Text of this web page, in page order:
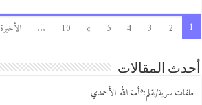
1
2
3
4
5
»
10
...
أحدث المقالات
ملفات سرية/بقلم:*أمة الله الأحمدي